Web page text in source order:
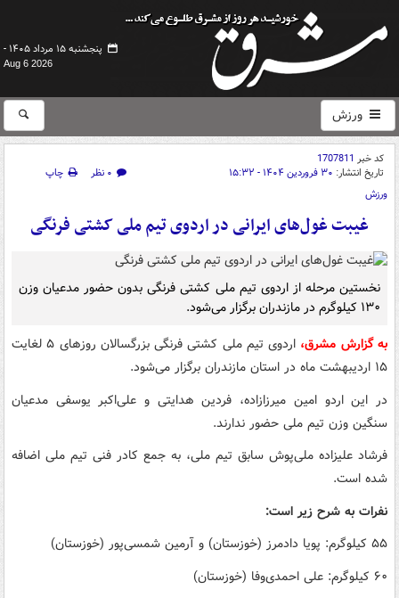
پنجشنبه ۱۵ مرداد ۱۴۰۵ -
Aug 6 2026
ورزش
کد خبر 1707811
تاریخ انتشار: ۳۰ فروردین ۱۴۰۴ - ۱۵:۳۲ ۰ نظر
چاپ
ورزش
غیبت غول‌های ایرانی در اردوی تیم ملی کشتی فرنگی
نخستین مرحله از اردوی تیم ملی کشتی فرنگی بدون حضور مدعیان وزن
۱۳۰ کیلوگرم در مازندران برگزار می‌شود.
به گزارش مشرق،
اردوی تیم ملی کشتی فرنگی بزرگسالان روزهای ۵ لغایت
۱۵ اردیبهشت ماه در استان مازندران برگزار می‌شود.
در این اردو امین میرزازاده، فردین هدایتی و علی‌اکبر یوسفی مدعیان
سنگین وزن تیم ملی حضور ندارند.
فرشاد علیزاده ملی‌پوش سابق تیم ملی، به جمع کادر فنی تیم ملی اضافه
شده است.
نفرات به شرح زیر است:
۵۵ کیلوگرم: پویا دادمرز (خوزستان) و آرمین شمسی‌پور (خوزستان)
۶۰ کیلوگرم: علی احمدی‌وفا (خوزستان)